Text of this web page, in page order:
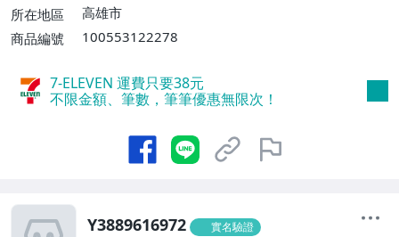
0000免運費】、郵局掛號【單件運費$50、
所在地區
高雄市
商品編號
100553122278
7-ELEVEN 運費只要38元
不限金額、筆數，筆筆優惠無限次！
Y3889616972 實名驗證